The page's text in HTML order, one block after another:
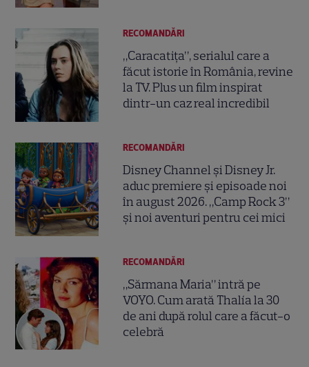
RECOMANDĂRI
„Caracatița”, serialul care a
făcut istorie în România, revine
la TV. Plus un film inspirat
dintr-un caz real incredibil
RECOMANDĂRI
Disney Channel și Disney Jr.
aduc premiere și episoade noi
în august 2026. „Camp Rock 3”
și noi aventuri pentru cei mici
RECOMANDĂRI
„Sărmana Maria” intră pe
VOYO. Cum arată Thalía la 30
de ani după rolul care a făcut-o
celebră